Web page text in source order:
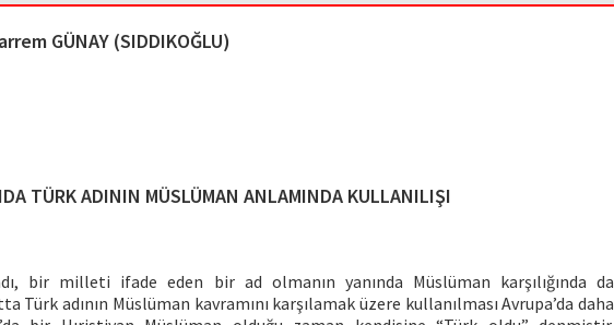
GÜNAY (SIDDIKOĞLU)
TÜRK ADININ MÜSLÜMAN ANLAMINDA KULLANILIŞI
bir milleti ifade eden bir ad olmanın yanında Müslüman karşılığında da
Türk adının Müslüman kavramını karşılamak üzere kullanılması Avrupa’da daha